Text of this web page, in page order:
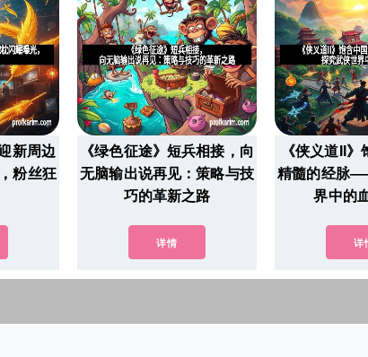
新周边
粉丝狂
《绿色征途》短兵相接，向
无脑输出说再见：策略与技
巧的革新之路
详情
《侠义道II
精髓的经脉
界中的
详